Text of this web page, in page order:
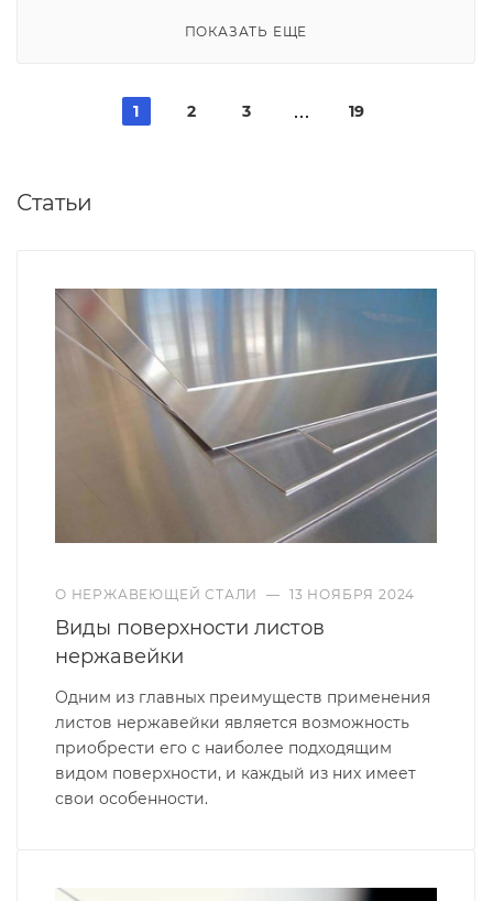
ПОКАЗАТЬ ЕЩЕ
1 2 3 19
Статьи
О НЕРЖАВЕЮЩЕЙ СТАЛИ — 13 НОЯБРЯ 2024
Виды поверхности листов
нержавейки
Одним из главных преимуществ применения
листов нержавейки является возможность
приобрести его с наиболее подходящим
видом поверхности, и каждый из них имеет
свои особенности.